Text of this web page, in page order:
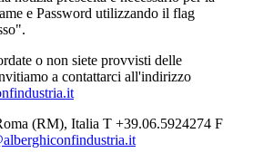
e Password utilizzando il flag
o non siete provvisti delle
a contattarci all'indirizzo
(RM), Italia T +39.06.5924274 F